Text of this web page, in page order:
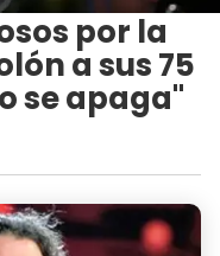
por la
a sus 75
se apaga"